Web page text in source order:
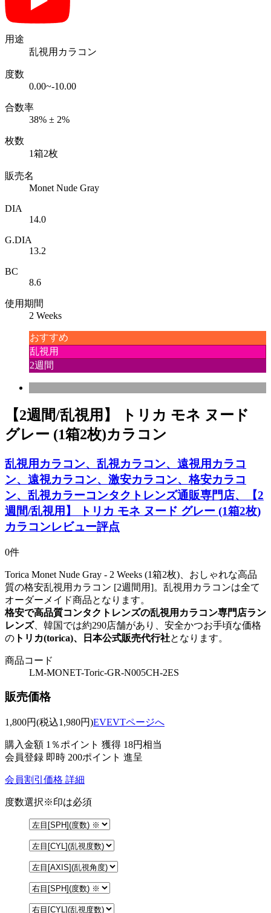
用途
乱視用カラコン
度数
0.00~-10.00
合数率
38% ± 2%
枚数
1箱2枚
販売名
Monet Nude Gray
DIA
14.0
G.DIA
13.2
BC
8.6
使用期間
2 Weeks
おすすめ
乱視用
2週間
【2週間/乱視用】 トリカ モネ ヌード
グレー (1箱2枚)カラコン
乱視用カラコン、乱視カラコン、遠視用カラコ
ン、遠視カラコン、激安カラコン、格安カラコ
ン、乱視カラーコンタクトレンズ通販専門店、【2
週間/乱視用】 トリカ モネ ヌード グレー (1箱2枚)
カラコンレビュー評点
0件
Torica Monet Nude Gray - 2 Weeks (1箱2枚)、おしゃれな高品
質の格安乱視用カラコン [2週間用]。乱視用カラコンは全て
オーダーメイド商品となります。
格安で高品質コンタクトレンズの乱視用カラコン専門店ラン
レンズ、韓国では約290店舗があり、安全かつお手頃な価格
の トリカ(torica)、日本公式販売代行社となります。
商品コード
LM-MONET-Toric-GR-N005CH-2ES
販売価格
1,800円(税込1,980円)EVEVTページへ
購入金額 1％ポイント 獲得 18円相当
会員登録 即時 200ポイント 進呈
会員割引価格 詳細
度数選択※印は必須